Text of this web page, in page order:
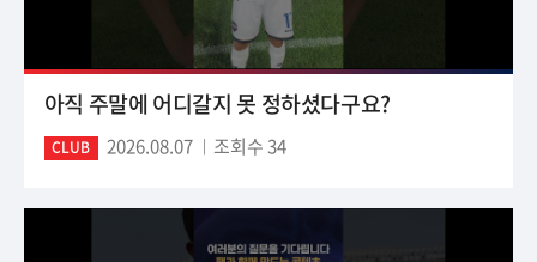
아직 주말에 어디갈지 못 정하셨다구요?
CLUB 2026.08.07 조회수 34